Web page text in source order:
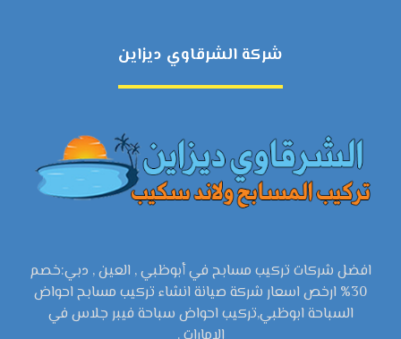
شركة الشرقاوي ديزاين
افضل شركات تركيب مسابح في أبوظبي , العين , دبي:خصم
30% ارخص اسعار شركة صيانة انشاء تركيب مسابح احواض
السباحة ابوظبي,تركيب احواض سباحة فيبر جلاس في